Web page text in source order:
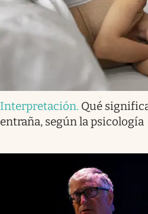
Interpretación. Qué
entraña, según la psicología